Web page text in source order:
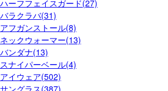
ハーフフェイスガード(27)
バラクラバ(31)
アフガンストール(8)
ネックウォーマー(13)
バンダナ(13)
スナイパーベール(4)
アイウェア(502)
サングラス(387)